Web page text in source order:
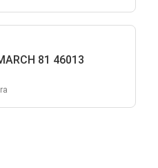
81 46013